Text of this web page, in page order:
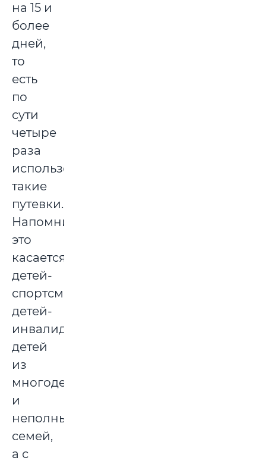
на 15 и
более
дней,
то
есть
по
сути
четыре
раза
использовать
такие
путевки.
Напомним,
это
касается
детей-
спортсменов,
детей-
инвалидов,
детей
из
многодетных
и
неполных
семей,
а с